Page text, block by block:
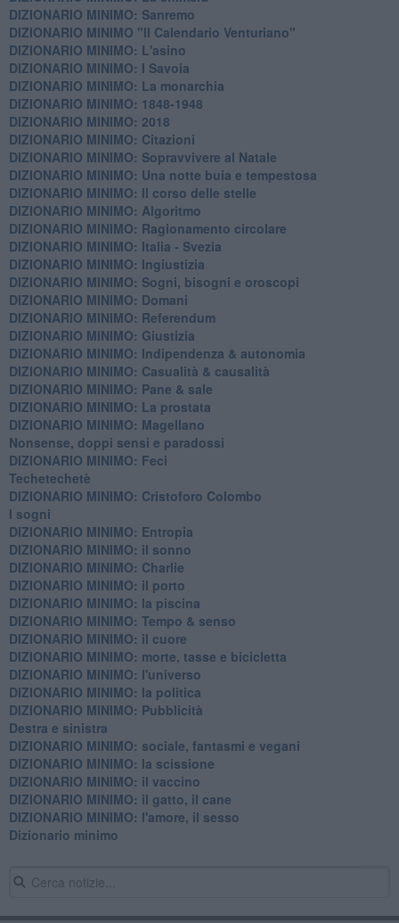
DIZIONARIO MINIMO: Sanremo
DIZIONARIO MINIMO "Il Calendario Venturiano"
DIZIONARIO MINIMO: L'asino
DIZIONARIO MINIMO: I Savoia
DIZIONARIO MINIMO: La monarchia
DIZIONARIO MINIMO: 1848-1948
DIZIONARIO MINIMO: 2018
DIZIONARIO MINIMO: Citazioni
DIZIONARIO MINIMO: ​Sopravvivere al Natale
DIZIONARIO MINIMO: ​Una notte buia e tempestosa
DIZIONARIO MINIMO: Il corso delle stelle
DIZIONARIO MINIMO: Algoritmo
DIZIONARIO MINIMO: Ragionamento circolare
DIZIONARIO MINIMO: Italia - Svezia
DIZIONARIO MINIMO: ​Ingiustizia
DIZIONARIO MINIMO: ​Sogni, bisogni e oroscopi
DIZIONARIO MINIMO: Domani
DIZIONARIO MINIMO: Referendum
DIZIONARIO MINIMO: Giustizia
DIZIONARIO MINIMO: ​Indipendenza & autonomia
DIZIONARIO MINIMO: ​Casualità & causalità
​DIZIONARIO MINIMO: Pane & sale
DIZIONARIO MINIMO: La prostata
​DIZIONARIO MINIMO: Magellano
Nonsense, doppi sensi e paradossi
DIZIONARIO MINIMO: Feci
Techetechetè
DIZIONARIO MINIMO: Cristoforo Colombo
I sogni
DIZIONARIO MINIMO: Entropia
DIZIONARIO MINIMO: il sonno
DIZIONARIO MINIMO: Charlie
DIZIONARIO MINIMO: il porto
DIZIONARIO MINIMO: la piscina
DIZIONARIO MINIMO: Tempo & senso
DIZIONARIO MINIMO: il cuore
DIZIONARIO MINIMO: morte, tasse e bicicletta
DIZIONARIO MINIMO: l'universo
DIZIONARIO MINIMO: la politica
DIZIONARIO MINIMO: Pubblicità
Destra e sinistra
DIZIONARIO MINIMO: sociale, fantasmi e vegani
DIZIONARIO MINIMO: la scissione
DIZIONARIO MINIMO: il vaccino
DIZIONARIO MINIMO: il gatto, il cane
DIZIONARIO MINIMO: l'amore, il sesso
Dizionario minimo